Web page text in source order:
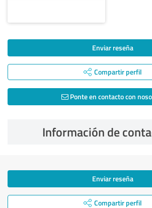
Enviar reseña
Compartir perfil
Ponte en contacto con
Información de
Enviar reseña
Compartir perfil